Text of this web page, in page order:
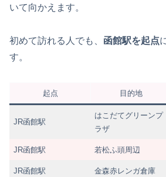
いて向かえます。
初めて訪れる人でも、 函館駅を起点
す。
起点 目的地
JR函館駅
はこだてグリーンプ
ラザ
JR函館駅 若松ふ頭周辺
JR函館駅 金森赤レンガ倉庫